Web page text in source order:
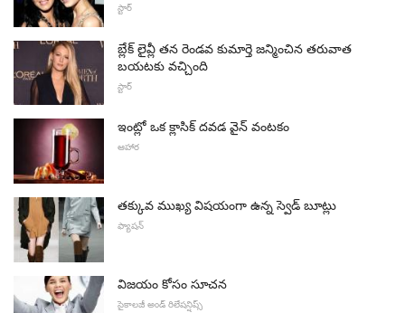
స్టార్
బ్లేక్ లైవ్లీ తన రెండవ కుమార్తె జన్మించిన తరువాత
బయటకు వచ్చింది
స్టార్
ఇంట్లో ఒక క్లాసిక్ దవడ వైన్ వంటకం
ఆహార
తక్కువ ముఖ్య విషయంగా ఉన్న స్వెడ్ బూట్లు
ఫ్యాషన్
విజయం కోసం సూచన
సైకాలజీ అండ్ రిలేషన్షిప్స్